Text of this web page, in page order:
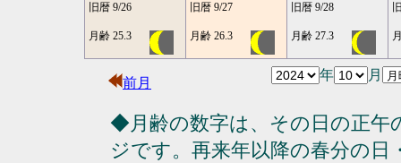
旧暦 9/26
月齢 25.3
旧暦 9/27
月齢 26.3
旧暦 9/28
月齢 27.3
前月
年 月
◆月齢の数字は、その日の正午
ジです。再来年以降の春分の日